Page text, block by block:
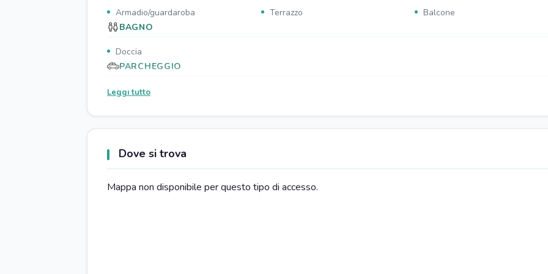
Armadio/guardaroba
Terrazzo
Balcone
BAGNO
Doccia
PARCHEGGIO
Parcheggio gratuito
Tavola da pranzo Piano cottura Televisore
Frigorifero
Zona pranzo
Divano
Leggi tutto
Dove si trova
Mappa non disponibile per questo tipo di accesso.